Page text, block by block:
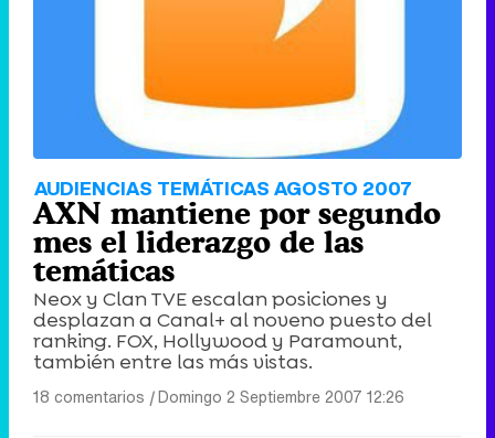
AUDIENCIAS TEMÁTICAS AGOSTO 2007
AXN mantiene por segundo
mes el liderazgo de las
temáticas
Neox y Clan TVE escalan posiciones y
desplazan a Canal+ al noveno puesto del
ranking. FOX, Hollywood y Paramount,
también entre las más vistas.
18 comentarios |Domingo 2 Septiembre 2007 12:26